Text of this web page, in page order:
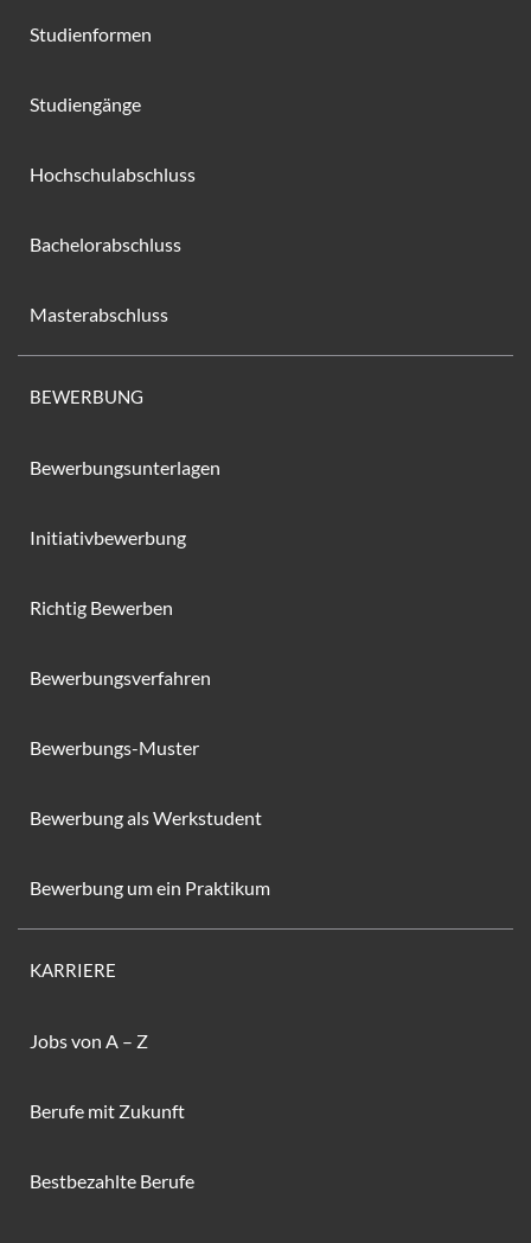
Studienformen
Studiengänge
Hochschulabschluss
Bachelorabschluss
Masterabschluss
BEWERBUNG
Bewerbungsunterlagen
Initiativbewerbung
Richtig Bewerben
Bewerbungsverfahren
Bewerbungs-Muster
Bewerbung als Werkstudent
Bewerbung um ein Praktikum
KARRIERE
Jobs von A – Z
Berufe mit Zukunft
Bestbezahlte Berufe